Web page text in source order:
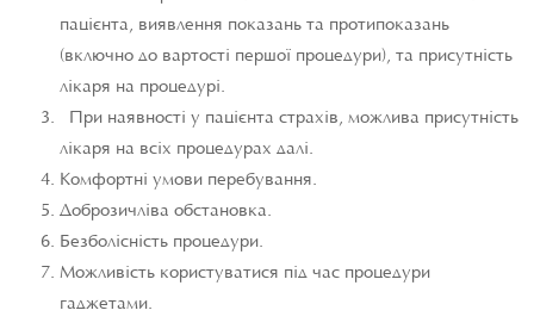
пацієнта, виявлення показань та протипоказань
(включно до вартості першої процедури), та присутність
лікаря на процедурі.
При наявності у пацієнта страхів, можлива присутність
лікаря на всіх процедурах далі.
Комфортні умови перебування.
Доброзичліва обстановка.
Безболісність процедури.
Можливість користуватися під час процедури
гаджетами.